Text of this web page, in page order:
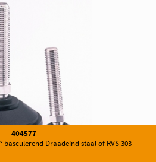
404577
basculerend Draadeind staal of RVS 303